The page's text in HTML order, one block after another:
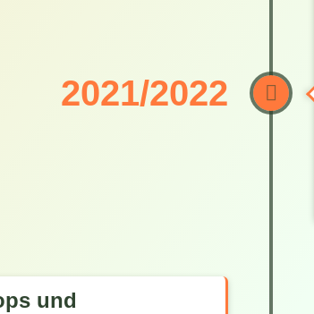
2021/2022
und